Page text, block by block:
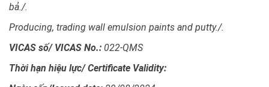
bả./.
Producing, trading wall emulsion paints and putty./.
VICAS số/ VICAS No.: 022-QMS
Thời hạn hiệu lực/ Certificate Validity: